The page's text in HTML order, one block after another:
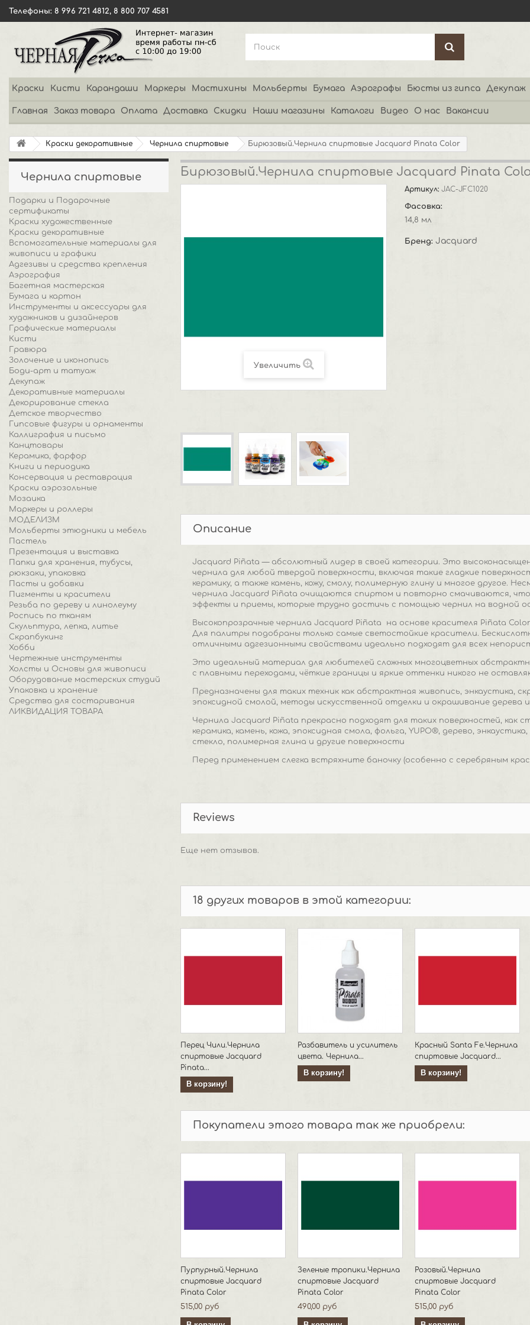
Телефоны: 8 996 721 4812, 8 800 707 4581
Краски Кисти Карандаши Маркеры Мастихины Мольберты Бумага Аэрографы Бюсты из гипса Декупаж
Главная Заказ товара Оплата Доставка Скидки Наши магазины Каталоги Видео О нас Вакансии
Краски декоративные Чернила спиртовые Бирюзовый.Чернила спиртовые Jacquard Pinata Color
Чернила спиртовые
Подарки и Подарочные
сертификаты
Краски художественные
Краски декоративные
Вспомогательные материалы для
живописи и графики
Адгезивы и средства крепления
Аэрография
Багетная мастерская
Бумага и картон
Инструменты и аксессуары для
художников и дизайнеров
Графические материалы
Кисти
Гравюра
Золочение и иконопись
Боди-арт и татуаж
Декупаж
Декоративные материалы
Декорирование стекла
Детское творчество
Гипсовые фигуры и орнаменты
Каллиграфия и письмо
Канцтовары
Керамика, фарфор
Книги и периодика
Консервация и реставрация
Краски аэрозольные
Мозаика
Маркеры и роллеры
МОДЕЛИЗМ
Мольберты этюдники и мебель
Пастель
Презентация и выставка
Папки для хранения, тубусы,
рюкзаки, упаковка
Пасты и добавки
Пигменты и красители
Резьба по дереву и линолеуму
Роспись по тканям
Скульптура, лепка, литье
Скрапбукинг
Хобби
Чертежные инструменты
Холсты и Основы для живописи
Оборудование мастерских студий
Упаковка и хранение
Средства для состаривания
ЛИКВИДАЦИЯ ТОВАРА
Бирюзовый.Чернила спиртовые Jacquard Pinata
Увеличить
Артикул:JAC-JFC1020
Фасовка:
14,8 мл
Бренд:Jacquard
Описание
Jacquard Piñata — абсолютный лидер в своей категории. Это
чернила для любой твердой поверхности, включая такие гладкие
керамику, а также камень, кожу, смолу, полимерную глину и многое другое.
чернила Jacquard Piñata очищаются спиртом и повторно смачиваются, что
эффекты и приемы, которые трудно достичь с помощью чернил на водной
Высокопрозрачные чернила Jacquard Piñata
на основе красителя Piñata
Для палитры подобраны только самые светостойкие красители.
отличными адгезионными свойствами идеально подходят для всех
Это идеальный материал для любителей сложных многоцветных
с плавными переходами, чёткие границы и яркие оттенки никого не
Предназначены для таких техник как абстрактная живопись, энкаустика,
эпоксидной смолой, методы искусственной отделки и окрашивание дерева и
Чернила Jacquard Piñata прекрасно подходят для таких поверхностей, как
керамика, камень, кожа, эпоксидная смола, фольга, YUPO®, дерево,
стекло, полимерная глина и другие поверхности
Перед применением слегка встряхните баночку (особенно с серебряным
Reviews
Еще нет отзывов.
18 других товаров в этой категории:
Перец Чили.Чернила
спиртовые Jacquard
Pinata...
В корзину!
Разбавитель и усилитель
цвета. Чернила...
В корзину!
Красный Santa Fe.Чернила
спиртовые Jacquard...
В корзину!
Покупатели этого товара так же приобрели:
Пурпурный.Чернила
спиртовые Jacquard
Pinata Color
515,00 руб
Зеленые тропики.Чернила
спиртовые Jacquard
Pinata Color
490,00 руб
Розовый.Чернила
спиртовые Jacquard
Pinata Color
515,00 руб